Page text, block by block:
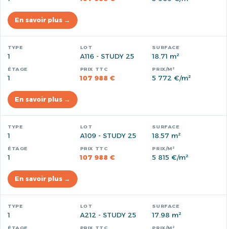
En savoir plus →
1 A116 - STUDY 25 18.71 m²
1 107 988 € 5 772 €/m²
En savoir plus →
1 A109 - STUDY 25 18.57 m²
1 107 988 € 5 815 €/m²
En savoir plus →
1 A212 - STUDY 25 17.98 m²